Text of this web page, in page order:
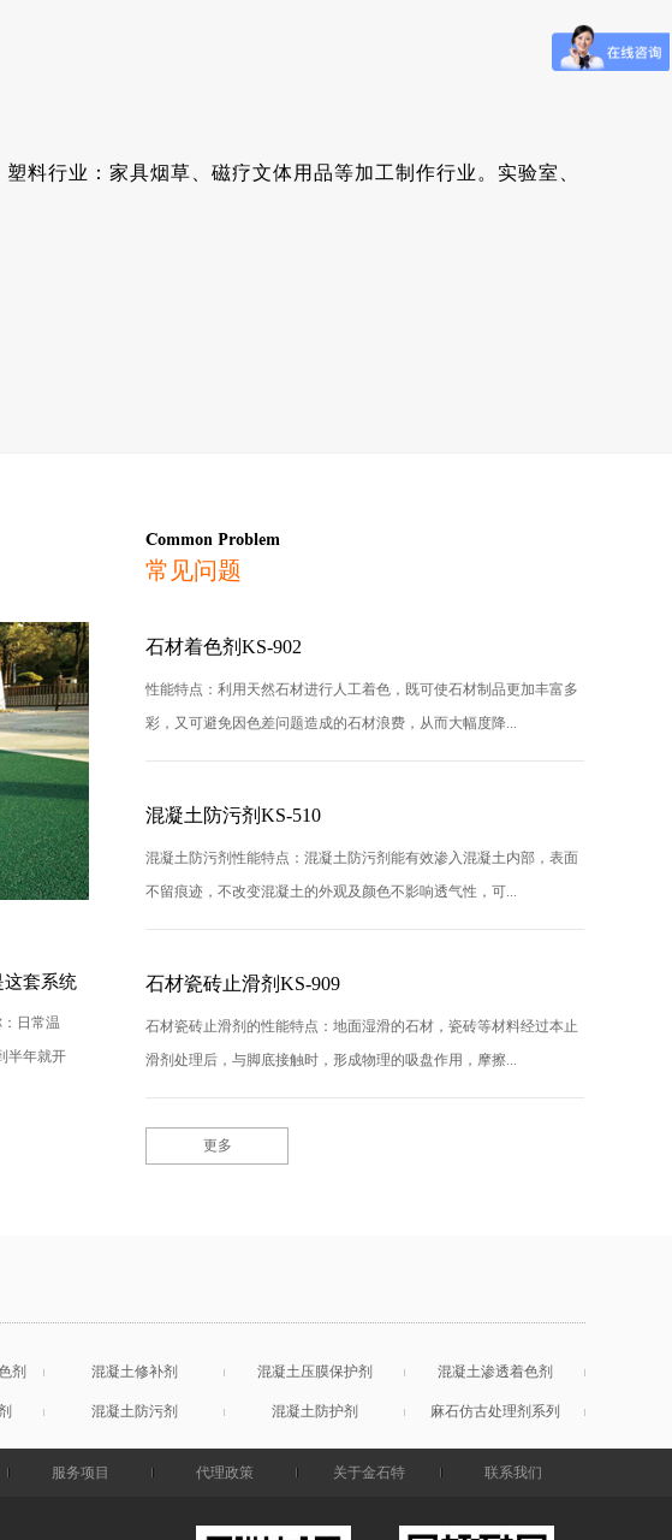
料行业：家具烟草、磁疗文体用品等加工制作行业。实验室、
这套系统
日常温
半年就开
Common Problem
常见问题
石材着色剂KS-902
性能特点：利用天然石材进行人工着色，既可使石材制品更加丰富多
彩，又可避免因色差问题造成的石材浪费，从而大幅度降...
混凝土防污剂KS-510
混凝土防污剂性能特点：混凝土防污剂能有效渗入混凝土内部，表面
不留痕迹，不改变混凝土的外观及颜色不影响透气性，可...
石材瓷砖止滑剂KS-909
石材瓷砖止滑剂的性能特点：地面湿滑的石材，瓷砖等材料经过本止
滑剂处理后，与脚底接触时，形成物理的吸盘作用，摩擦...
更多
剂 混凝土修补剂 混凝土压膜保护剂 混凝土渗透着色剂
混凝土防污剂 混凝土防护剂 麻石仿古处理剂系列
服务项目 代理政策 关于金石特 联系我们